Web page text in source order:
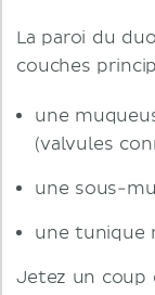
La paroi du
couches
une
(valvules
une sous-
une tunique
Jetez un coup